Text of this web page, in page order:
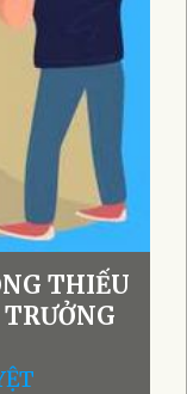
THIẾU